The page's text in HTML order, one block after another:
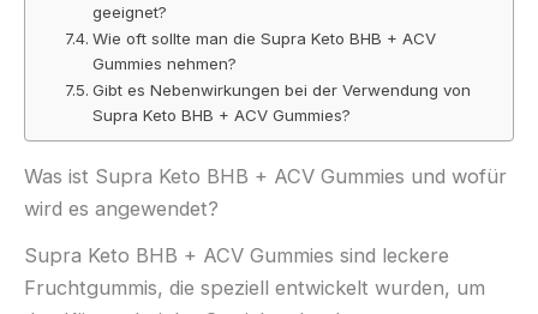
geeignet?
Wie oft sollte man die Supra Keto BHB + ACV
Gummies nehmen?
Gibt es Nebenwirkungen bei der Verwendung von
Supra Keto BHB + ACV Gummies?
Was ist Supra Keto BHB + ACV Gummies und wofür
wird es angewendet?
Supra Keto BHB + ACV Gummies sind leckere
Fruchtgummis, die speziell entwickelt wurden, um